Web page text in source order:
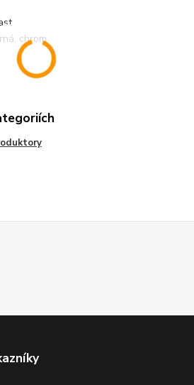
chrom